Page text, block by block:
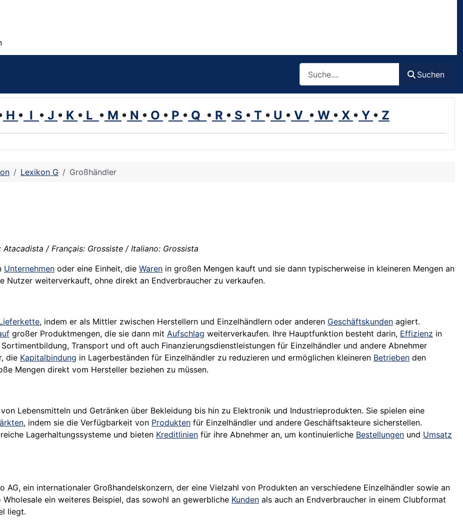
Suchen
H • I • J • K • L • M • N • O • P • Q • R • S • T • U • V • W • X • Y • Z
Lexikon G Großhändler
/ Français: Grossiste / Italiano: Grossista
Unternehmen oder eine Einheit, die Waren in großen Mengen kauft und sie dann typischerweise in kleineren Mengen an
Nutzer weiterverkauft, ohne direkt an Endverbraucher zu verkaufen.
, indem er als Mittler zwischen Herstellern und Einzelhändlern oder anderen Geschäftskunden agiert.
großer Produktmengen, die sie dann mit Aufschlag weiterverkaufen. Ihre Hauptfunktion besteht darin, Effizienz in
Transport und oft auch Finanzierungsdienstleistungen für Einzelhändler und andere Abnehmer
die Kapitalbindung in Lagerbeständen für Einzelhändler zu reduzieren und ermöglichen kleineren Betrieben den
Mengen direkt vom Hersteller beziehen zu müssen.
Lebensmitteln und Getränken über Bekleidung bis hin zu Elektronik und Industrieprodukten. Sie spielen eine
, indem sie die Verfügbarkeit von Produkten für Einzelhändler und andere Geschäftsakteure sicherstellen.
Lagerhaltungssysteme und bieten Kreditlinien für ihre Abnehmer an, um kontinuierliche Bestellungen und Umsatz
AG, ein internationaler Großhandelskonzern, der eine Vielzahl von Produkten an verschiedene Einzelhändler sowie an
ein weiteres Beispiel, das sowohl an gewerbliche Kunden als auch an Endverbraucher in einem Clubformat
liegt.